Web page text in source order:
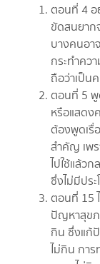
ตอนที่ 4 อ
ขัดสนยาก
บางคนอา
กระทำคว
ถือว่าเป็น
ตอนที่ 5 พู
หรือแสดง
ต้องพูดเรื่
สำคัญ เพ
ไปใช้แล้ว
ซึ่งไม่มีปร
ตอนที่ 15
ปัญหาสุขภ
กิน ซึ่งแก้ปั
ไม่กิน กา